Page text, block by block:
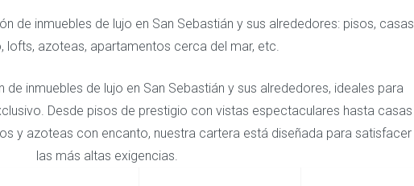
de inmuebles de lujo en San Sebastián y sus alrededores: pisos, casas
lofts, azoteas, apartamentos cerca del mar, etc.
inmuebles de lujo en San Sebastián y sus alrededores, ideales para
Desde pisos de prestigio con vistas espectaculares hasta casas
y azoteas con encanto, nuestra cartera está diseñada para satisfacer
las más altas exigencias.